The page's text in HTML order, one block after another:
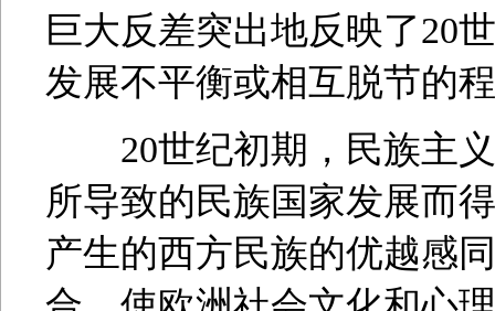
巨大反差突出地反映了20
发展不平衡或相互脱节的
20世纪初期，民族主义
所导致的民族国家发展而
产生的西方民族的优越感